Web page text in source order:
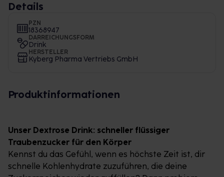
Details
PZN
18368947
DARREICHUNGSFORM
Drink
HERSTELLER
Kyberg Pharma Vertriebs GmbH
Produktinformationen
Unser Dextrose Drink: schneller flüssiger
Traubenzucker für den Körper
Kennst du das Gefühl, wenn es höchste Zeit ist, dir
schnelle Kohlenhydrate zuzuführen, die deine